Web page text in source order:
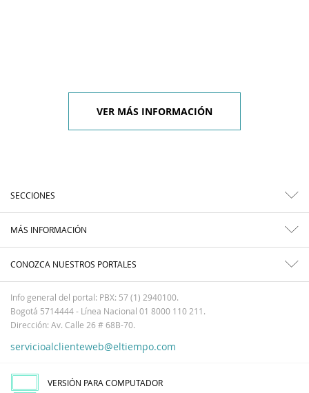
VER MÁS INFORMACIÓN
SECCIONES
MÁS INFORMACIÓN
CONOZCA NUESTROS PORTALES
Info general del portal: PBX: 57 (1) 2940100.
Bogotá 5714444 - Línea Nacional 01 8000 110 211.
Dirección: Av. Calle 26 # 68B-70.
servicioalclienteweb@eltiempo.com
VERSIÓN PARA COMPUTADOR